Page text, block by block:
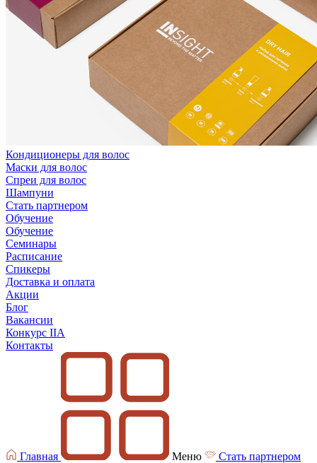
Кондиционеры для волос
Маски для волос
Спреи для волос
Шампуни
Стать партнером
Обучение
Обучение
Семинары
Расписание
Спикеры
Доставка и оплата
Акции
Блог
Вакансии
Конкурс IIA
Контакты
Главная Меню
Стать партнером